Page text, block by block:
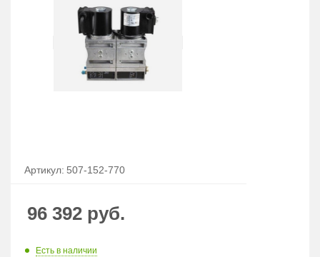
Артикул: 507-152-770
96 392 руб.
Есть в наличии